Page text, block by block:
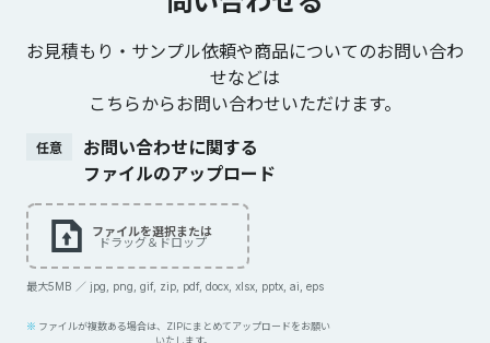
お見積もり・サンプル依頼や商品についてのお問い合わ
せなどは
こちらからお問い合わせいただけます。
任意
お問い合わせに関する
ファイルのアップロード
ファイルを選択または
ドラッグ＆ドロップ
最大5MB ／ jpg, png, gif, zip, pdf, docx, xlsx, pptx, ai, eps
ファイルが複数ある場合は、ZIPにまとめてアップロードをお願い
いたします。